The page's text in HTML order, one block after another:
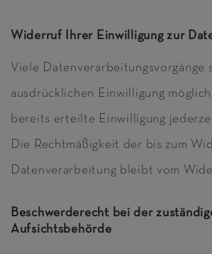
Widerruf Ihrer Einwilligung zur
Viele Datenverarbeitungsvorgänge
ausdrücklichen Einwilligung
bereits erteilte Einwilligung
Die Rechtmäßigkeit der bis zum
Datenverarbeitung bleibt vom
Beschwerderecht bei der
Aufsichtsbehörde